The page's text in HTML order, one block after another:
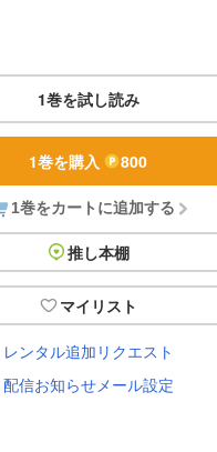
1巻を試し読み
1巻を購入 800
1巻をカートに追加する
推し本棚
マイリスト
レンタル追加リクエスト
配信お知らせメール設定